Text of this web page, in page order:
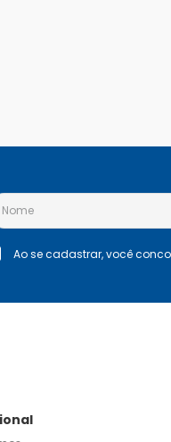
Ao se cadastrar, você